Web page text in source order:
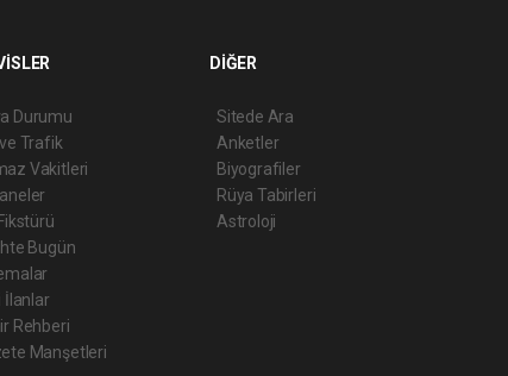
Durumu
Trafik
Vakitleri
Bugün
İlanlar
Rehberi
Manşetleri
DİĞER
Sitede Ara
Anketler
Biyografiler
Rüya Tabirleri
Astroloji